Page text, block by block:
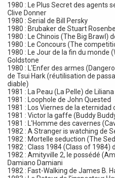
1980 : Le Plus Secret des agents
Clive Donner
1980 : Serial de Bill Persky
1980 : Brubaker de Stuart
1980 : Le Chinois (The Big Brawl)
1980 : Le Concours (The
1980 : Le Jour de la fin du monde
Goldstone
1980 : L'Enfer des armes
de Tsui Hark (réutilisation de
diable)
1981 : La Peau (La Pelle) de
1981 : Loophole de John Quested
1981 : Los Viernes de la eternidad
1981 : Victor la gaffe (Buddy
1981 : L'Homme des cavernes
1982 : A Stranger is watching de
1982 : Mortelle seduction (The
1982 : Class 1984 (Class of 1984)
1982 : Amityville 2, le possédé
Damiano Damiani
1982 : Fast-Walking de James B.